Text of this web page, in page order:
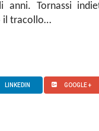
anni. Tornassi
il tracollo…
LINKEDIN GOOGLE +